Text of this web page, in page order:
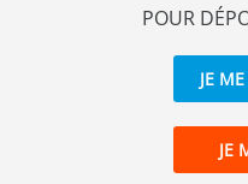
POUR
JE
JE